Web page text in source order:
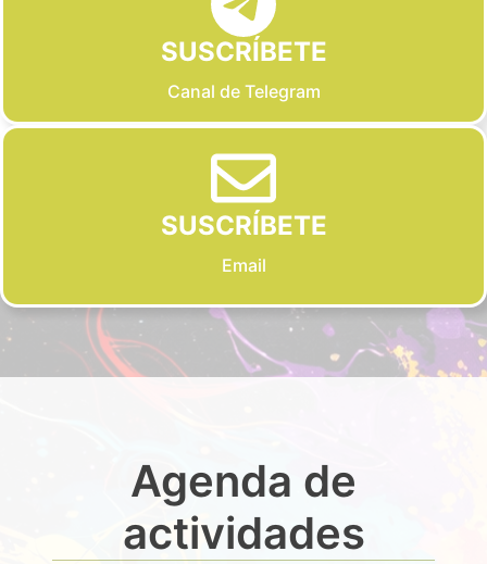
SUSCRÍBETE
Canal de Telegram
SUSCRÍBETE
Email
Agenda de
actividades